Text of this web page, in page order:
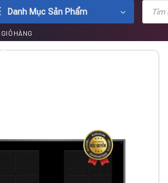
Danh Mục Sản Phẩm
Tìm
kiếm
phẩm
GIỎ HÀNG
0₫